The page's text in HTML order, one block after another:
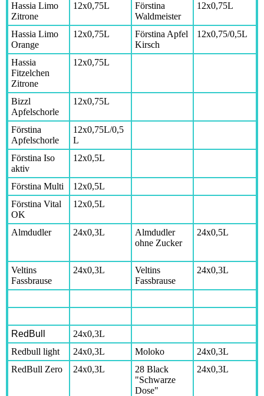
Hassia Limo
Zitrone
12x0,75L
Förstina
Waldmeister
12x0,75L
Hassia Limo
Orange
12x0,75L
Förstina Apfel
Kirsch
12x0,75/0,5L
Hassia
Fitzelchen
Zitrone
12x0,75L
Bizzl
Apfelschorle
12x0,75L
Förstina
Apfelschorle
12x0,75L/0,5
L
Förstina Iso
aktiv
12x0,5L
Förstina Multi
12x0,5L
Förstina Vital
OK
12x0,5L
Almdudler 24x0,3L
Almdudler
ohne Zucker
24x0,5L
Veltins
Fassbrause
24x0,3L
Veltins
Fassbrause
24x0,3L
RedBull
24x0,3L
Redbull light
24x0,3L Moloko
24x0,3L
RedBull Zero
24x0,3L
28 Black
"Schwarze
Dose"
24x0,3L